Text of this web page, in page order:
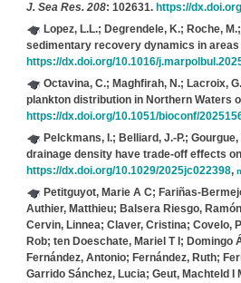
J. Sea Res. 208: 102631. https://
Lopez, L.L.; Degrendele, K.; Roche,
sedimentary recovery dynamics in
https://dx.doi.org/10.1016/
Octavina, C.; Maghfirah, N.; Lacroix,
plankton distribution in Northern Waters
https://dx.doi.org/10.1051/bioconf/
Pelckmans, I.; Belliard, J.-P.;
drainage density have trade‐off effects
https://dx.doi.org/10.1029/2025jc022398,
Petitguyot, Marie A C; Fariñas-
Authier, Matthieu; Balsera Riesgo,
Cervin, Linnea; Claver, Cristina; Covelo,
Rob; ten Doeschate, Mariel T I;
Fernández, Antonio; Fernández, Ruth;
Garrido Sánchez, Lucia; Geut, Machteld